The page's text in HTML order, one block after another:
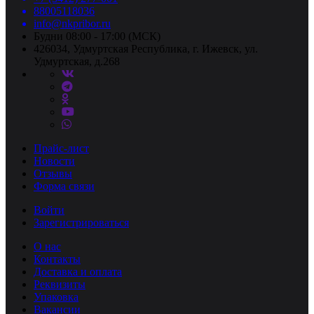
88005118036
info@nkpribor.ru
Будни 08:00 - 17:00 (МСК)
426034, Удмуртская Республика, г. Ижевск, ул.
Удмуртская, д.268
Прайс-лист
Новости
Отзывы
Форма связи
Войти
Зарегистрироваться
О нас
Контакты
Доставка и оплата
Реквизиты
Упаковка
Вакансии